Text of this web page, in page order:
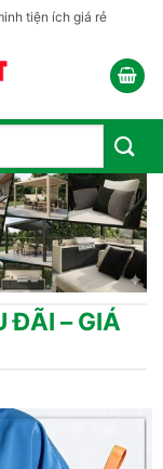
tiện ích giá rẻ
ĐÃI – GIÁ